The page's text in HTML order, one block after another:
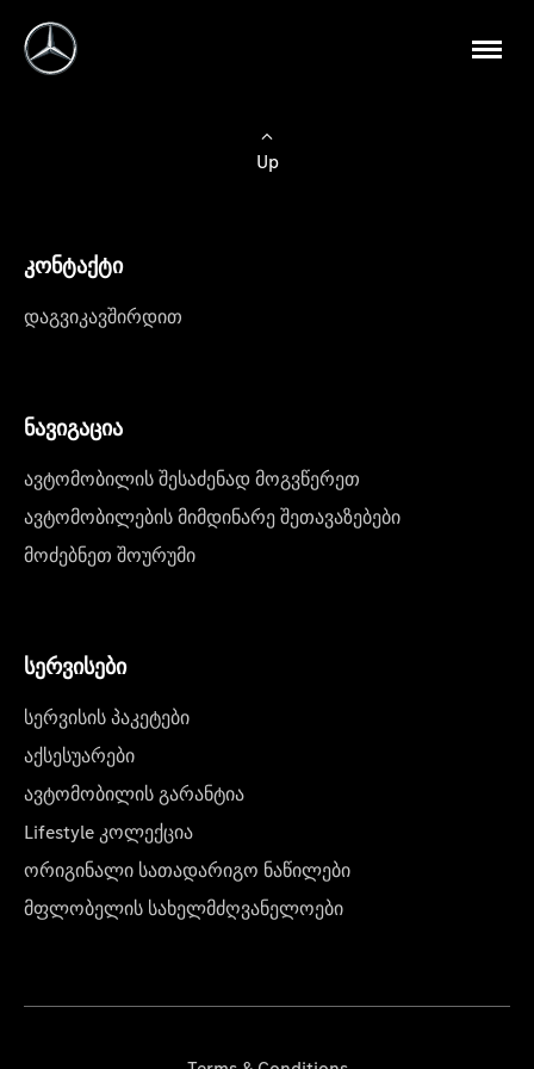
Up
კონტაქტი
დაგვიკავშირდით
ნავიგაცია
ავტომობილის შესაძენად მოგვწერეთ
ავტომობილების მიმდინარე შეთავაზებები
მოძებნეთ შოურუმი
სერვისები
სერვისის პაკეტები
აქსესუარები
ავტომობილის გარანტია
Lifestyle კოლექცია
ორიგინალი სათადარიგო ნაწილები
მფლობელის სახელმძღვანელოები